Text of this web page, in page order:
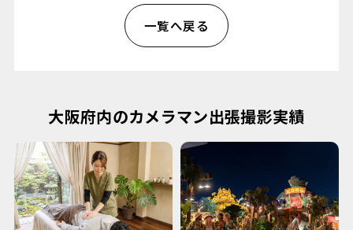
一覧へ戻る
大阪府内のカメラマン出張撮影実績